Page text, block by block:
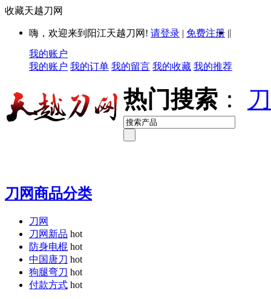
收藏天越刀网
嗨，欢迎来到阳江天越刀网! 请登录 | 免费注册 ||
我的账户
我的账户 我的订单 我的留言 我的收藏 我的推荐
热门搜索 ：
刀网商品分类
刀网
刀网新品 hot
防身电棍 hot
中国唐刀 hot
狗腿弯刀 hot
付款方式 hot